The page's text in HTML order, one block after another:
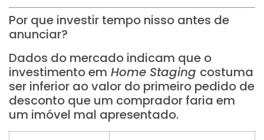
Por que investir tempo nisso antes de
anunciar?
Dados do mercado indicam que o
investimento em Home Staging costuma
ser inferior ao valor do primeiro pedido de
desconto que um comprador faria em
um imóvel mal apresentado.